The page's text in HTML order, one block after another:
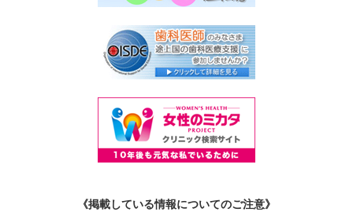
《掲載している情報についてのご注意》